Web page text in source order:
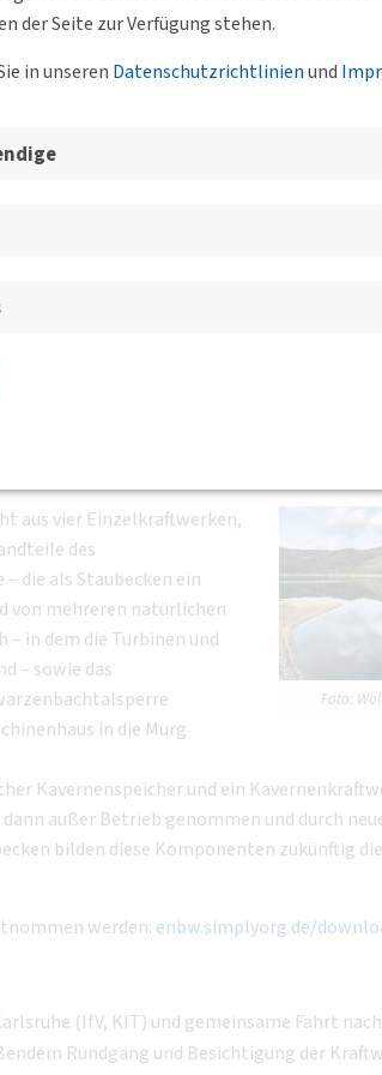
der Seite zur Verfügung stehen.
in unseren Datenschutzrichtlinienund
der
Forbach mit
Foto:
aus vier Einzelkraftwerken,
des
die als Staubecken ein
von mehreren natürlichen
– in dem die Turbinen und
– sowie das
in die Murg
Kavernenspeicher und ein
außer Betrieb genommen und durch
bilden diese Komponenten zukünftig
werden: enbw.simplyorg.de/
(IfV, KIT) und gemeinsame Fahrt
Rundgang und Besichtigung der